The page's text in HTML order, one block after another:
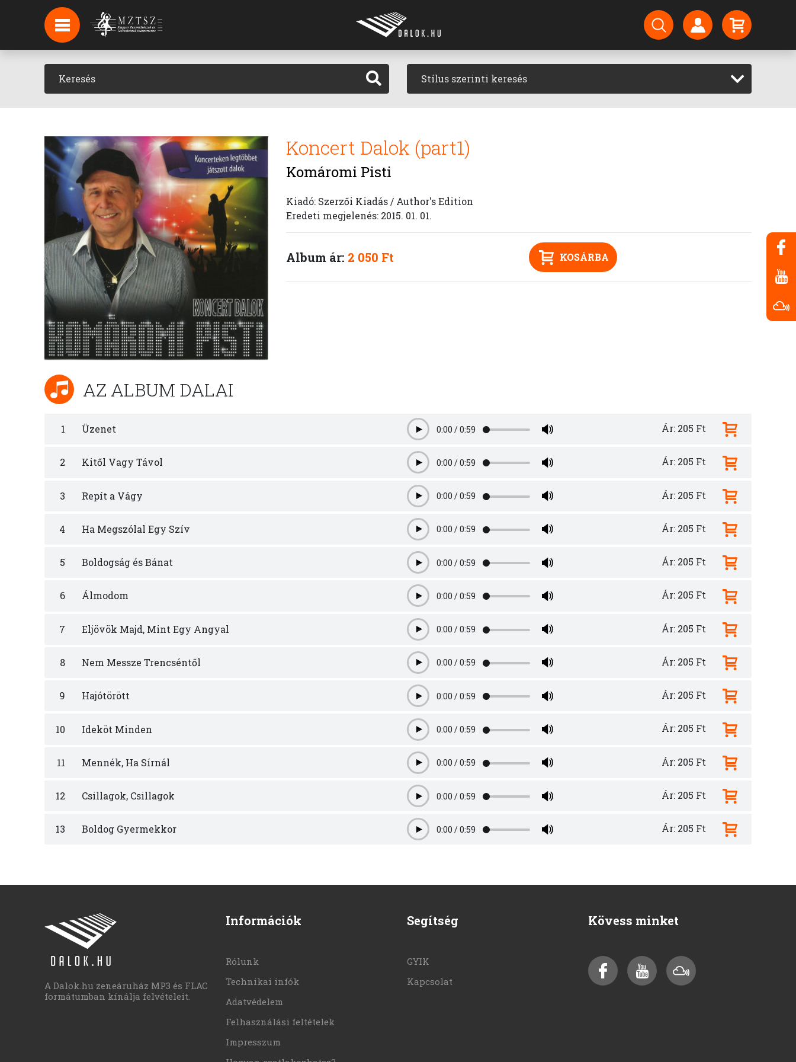
HÍREK
HÍRLEVÉL FELIRATKOZÁS
PODCAST Stílus szerinti keresés
Koncert Dalok (part1)
Komáromi Pisti
Kiadó: Szerzői Kiadás / Author's Edition
Eredeti megjelenés: 2015. 01. 01.
Album ár: 2 050 Ft KOSÁRBA
AZ ALBUM DALAI
1 Üzenet Play0:00 /0:59 Ár: 205 Ft
2 Kitől Vagy Távol Play0:00 /0:59 Ár: 205 Ft
3 Repít a Vágy Play0:00 /0:59 Ár: 205 Ft
4 Ha Megszólal Egy Szív Play0:00 /0:59 Ár: 205 Ft
5 Boldogság és Bánat Play0:00 /0:59 Ár: 205 Ft
6 Álmodom Play0:00 /0:59 Ár: 205 Ft
7 Eljövök Majd, Mint Egy Angyal Play0:00 /0:59 Ár: 205 Ft
8 Nem Messze Trencséntől Play0:00 /0:59 Ár: 205 Ft
9 Hajótörött Play0:00 /0:59 Ár: 205 Ft
10 Ideköt Minden Play0:00 /0:59 Ár: 205 Ft
11 Mennék, Ha Sírnál Play0:00 /0:59 Ár: 205 Ft
12 Csillagok, Csillagok Play0:00 /0:59 Ár: 205 Ft
13 Boldog Gyermekkor Play0:00 /0:59 Ár: 205 Ft
A Dalok.hu zeneáruház MP3 és FLAC
formátumban kínálja felvételeit.
Információk
Rólunk
Technikai infók
Adatvédelem
Felhasználási feltételek
Impresszum
Segítség
GYIK
Kapcsolat
Kövess minket